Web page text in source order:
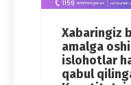
Xabaringiz
amalga
islohotlar
qabul